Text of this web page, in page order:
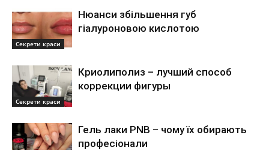
Секрети краси
Нюанси збільшення губ
гіалуроновою кислотою
Секрети краси
Криолиполиз – лучший способ
коррекции фигуры
Гель лаки PNB – чому їх обирають
професіонали